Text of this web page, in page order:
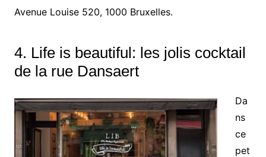
Avenue Louise 520, 1000 Bruxelles.
4. Life is beautiful: les jolis cocktail
de la rue Dansaert
Da
ns
ce
pet